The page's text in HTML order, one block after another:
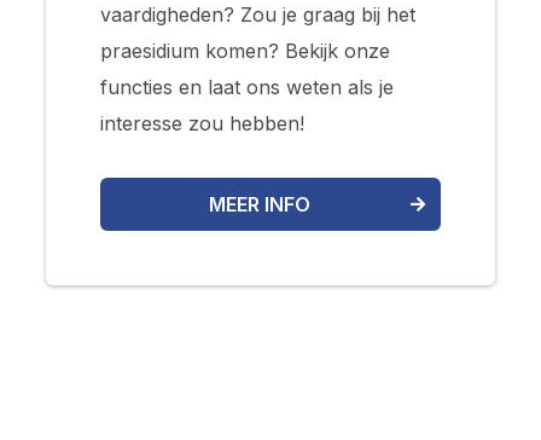
vaardigheden? Zou je graag bij het
praesidium komen? Bekijk onze
functies en laat ons weten als je
interesse zou hebben!
MEER INFO